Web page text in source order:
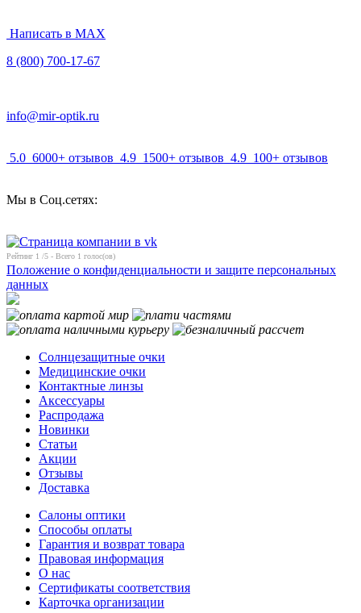
Написать в MAX
8 (800) 700-17-67
info@mir-optik.ru
5.0 6000+ отзывов 4.9 1500+ отзывов 4.9 100+ отзывов
Мы в Соц.сетях:
Рейтинг 1 /5 - Всего 1 голос(ов)
Положение о конфиденциальности и защите персональных
данных
Солнцезащитные очки
Медицинские очки
Контактные линзы
Аксессуары
Распродажа
Новинки
Статьи
Акции
Отзывы
Доставка
Салоны оптики
Способы оплаты
Гарантия и возврат товара
Правовая информация
О нас
Сертификаты соответствия
Карточка организации